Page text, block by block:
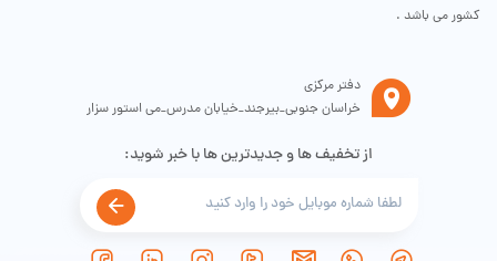
کشور می باشد .
دفتر مرکزی
خراسان جنوبی_بیرجند_خیابان مدرس_می استور سزار
از تخفیف ها و جدیدترین ها با خبر شوید: